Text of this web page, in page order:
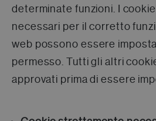
determinate funzioni. I
necessari per il corretto
web possono essere
permesso. Tutti gli altri
approvati prima di essere